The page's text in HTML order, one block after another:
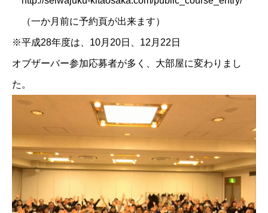
（一か月前に予約頁が出来ます）
※平成28年度は、10月20日、12月22日
オブザーバー参加応募者が多く、大部屋に変わりまし
た。